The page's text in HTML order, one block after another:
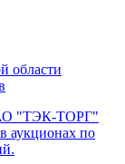
области
АО "ТЭК-ТОРГ"
аукционах по